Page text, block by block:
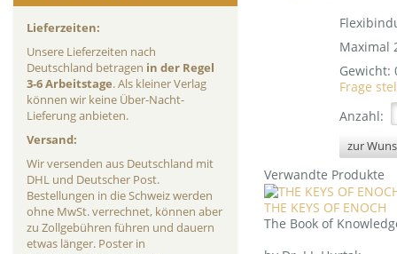
Lieferzeiten:
Unsere Lieferzeiten nach
Deutschland betragen in der Regel
3-6 Arbeitstage. Als kleiner Verlag
können wir keine Über-Nacht-
Lieferung anbieten.
Versand:
Wir versenden aus Deutschland mit
DHL und Deutscher Post.
Bestellungen in die Schweiz werden
ohne MwSt. verrechnet, können aber
zu Zollgebühren führen und dauern
etwas länger. Poster in
Maximal
Gewicht:
Frage
Anzahl:
Verwandte Produkte
THE KEYS OF ENOCH
The Book of